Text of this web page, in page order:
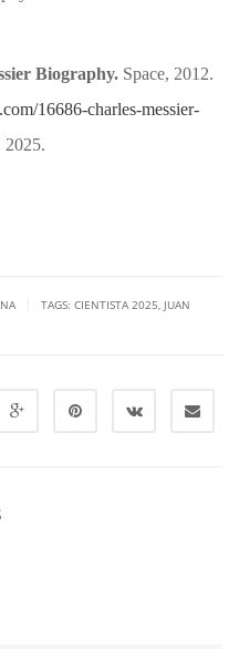
Biography. Space, 2012.
16686-charles-messier-
2025.
TAGS: CIENTISTA 2025 JUAN